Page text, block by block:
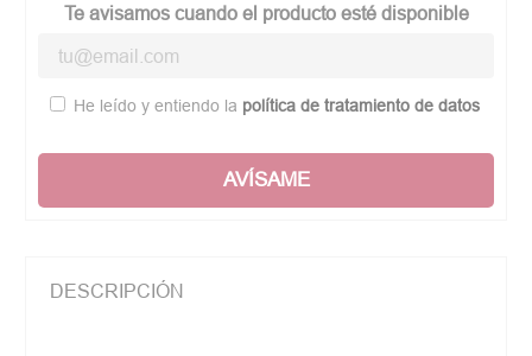
Te avisamos cuando el producto esté disponible
He leído y entiendo la política de tratamiento de datos
AVÍSAME
DESCRIPCIÓN